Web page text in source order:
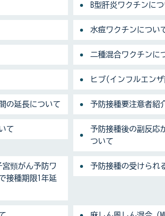
B型肝炎ワクチンに
水痘ワクチンについ
二種混合ワクチンに
ヒブ(インフルエン
の延長について 予防接種要注意者紹
て
予防接種後の副反応
ついて
宮頸がん予防ワ
接種期限1年延
予防接種の受けられ